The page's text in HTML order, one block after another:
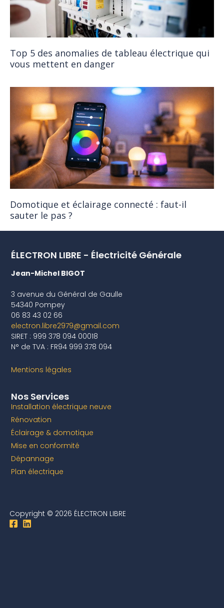
Top 5 des anomalies de tableau électrique qui
vous mettent en danger
Domotique et éclairage connecté : faut-il
sauter le pas ?
ÉLECTRON LIBRE - Électricité Générale
Jean-Michel BIGOT
3 avenue du Général de Gaulle
54340 Pompey
06 83 43 02 66
electron.libre2979@gmail.com
SIRET : 999 378 094 00018
N° de TVA : FR94 999 378 094
Mentions légales
Nos Services
Installation électrique neuve
Rénovation
Éclairage & domotique
Mise en conformité
Dépannage
Plan électrique
Copyright © 2026 ÉLECTRON LIBRE
F L